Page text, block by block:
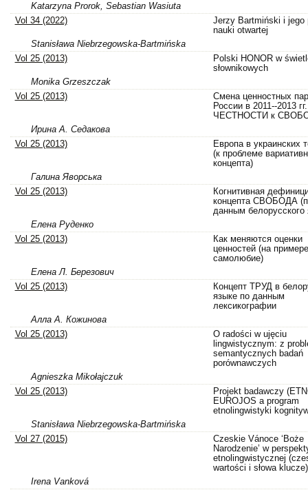
Katarzyna Prorok, Sebastian Wasiuta
Vol 34 (2022)
Jerzy Bartmiński i jego
nauki otwartej
Stanisława Niebrzegowska-Bartmińska
Vol 25 (2013)
Polski HONOR w
słownikowych
Monika Grzeszczak
Vol 25 (2013)
Смена ценностных
России в 2011--2013
ЧЕСТНОСТИ к
Ирина А. Седакова
Vol 25 (2013)
Европа в украинских
(к проблеме
концепта)
Галина Яворська
Vol 25 (2013)
Когнитивная
концепта СВОБОДА
данным белорусского
Елена Руденко
Vol 25 (2013)
Как меняются оценки
ценностей (на
самолюбие)
Елена Л. Березович
Vol 25 (2013)
Концепт ТРУД в
языке по данным
лексикографии
Алла А. Кожинова
Vol 25 (2013)
O radości w ujęciu
lingwistycznym: z
semantycznych badań
porównawczych
Agnieszka Mikołajczuk
Vol 25 (2013)
Projekt badawczy
EUROJOS a program
etnolingwistyki
Stanisława Niebrzegowska-Bartmińska
Vol 27 (2015)
Czeskie Vánoce ‘Boże
Narodzenie’ w
etnolingwistycznej
wartości i słowa klucze)
Irena Vanková